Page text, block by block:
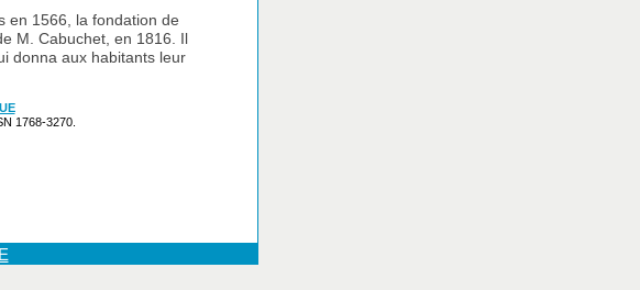
en 1566, la fondation de
M. Cabuchet, en 1816. Il
donna aux habitants leur
1768-3270.